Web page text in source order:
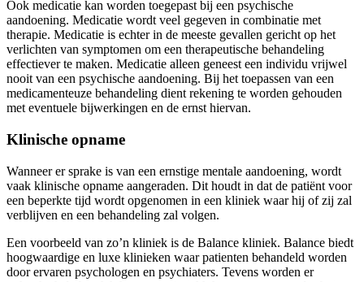
Ook medicatie kan worden toegepast bij een psychische
aandoening. Medicatie wordt veel gegeven in combinatie met
therapie. Medicatie is echter in de meeste gevallen gericht op het
verlichten van symptomen om een therapeutische behandeling
effectiever te maken. Medicatie alleen geneest een individu vrijwel
nooit van een psychische aandoening. Bij het toepassen van een
medicamenteuze behandeling dient rekening te worden gehouden
met eventuele bijwerkingen en de ernst hiervan.
Klinische opname
Wanneer er sprake is van een ernstige mentale aandoening, wordt
vaak klinische opname aangeraden. Dit houdt in dat de patiënt voor
een beperkte tijd wordt opgenomen in een kliniek waar hij of zij zal
verblijven en een behandeling zal volgen.
Een voorbeeld van zo’n kliniek is de Balance kliniek. Balance biedt
hoogwaardige en luxe klinieken waar patienten behandeld worden
door ervaren psychologen en psychiaters. Tevens worden er